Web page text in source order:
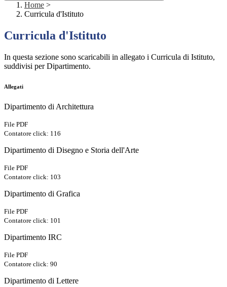
Home >
Curricula d'Istituto
Curricula d'Istituto
In questa sezione sono scaricabili in allegato i Curricula di Istituto,
suddivisi per Dipartimento.
Allegati
Dipartimento di Architettura
File PDF
Contatore click: 116
Dipartimento di Disegno e Storia dell'Arte
File PDF
Contatore click: 103
Dipartimento di Grafica
File PDF
Contatore click: 101
Dipartimento IRC
File PDF
Contatore click: 90
Dipartimento di Lettere